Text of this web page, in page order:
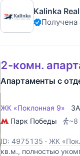
Kalinka
Получена
2-комн.
Апартаменты с
ЖК «Поклонная 9»
Парк Победы
~8
ID: 4975135 · ЖК
кв.м., полностью